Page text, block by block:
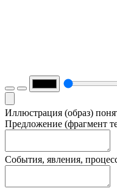
Иллюстрация (образ)
Предложение (фрагмент
События, явления,